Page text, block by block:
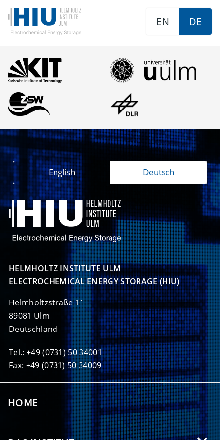
EN DE
HELMHOLTZ INSTITUTE ULM
ELECTROCHEMICAL ENERGY STORAGE (HIU)
Helmholtzstraße 11
89081 Ulm
Deutschland
Tel.: +49 (0731) 50 34001
Fax: +49 (0731) 50 34009
English Deutsch
HOME